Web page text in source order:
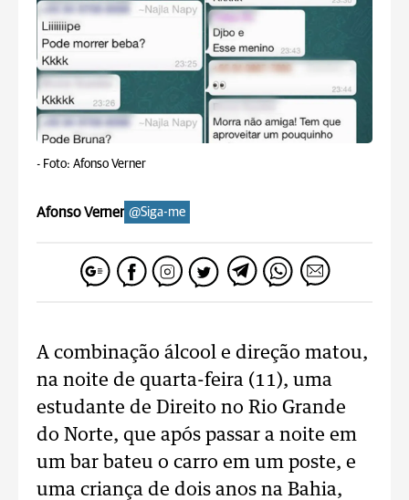
- Foto: Afonso Verner
Afonso Verner @Siga-me
A combinação álcool e direção matou,
na noite de quarta-feira (11), uma
estudante de Direito no Rio Grande
do Norte, que após passar a noite em
um bar bateu o carro em um poste, e
uma criança de dois anos na Bahia,